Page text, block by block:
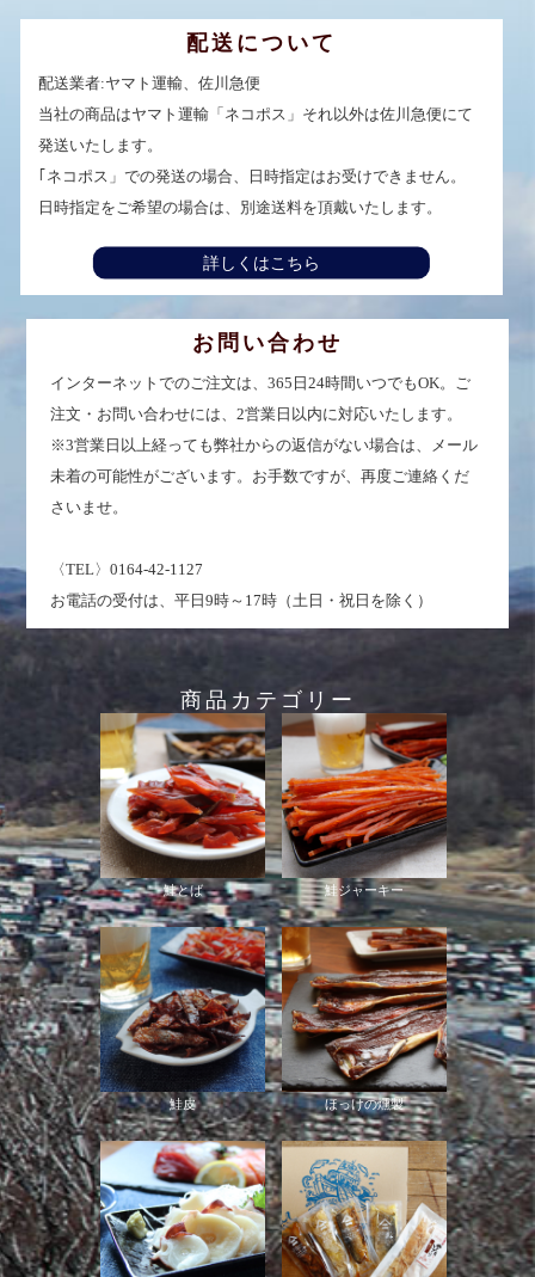
配送について
配送業者:ヤマト運輸、佐川急便
当社の商品はヤマト運輸「ネコポス」それ以外は佐川急便にて
発送いたします。
｢ネコポス」での発送の場合、日時指定はお受けできません。
日時指定をご希望の場合は、別途送料を頂戴いたします。
詳しくはこちら
お問い合わせ
インターネットでのご注文は、365日24時間いつでもOK。ご
注文・お問い合わせには、2営業日以内に対応いたします。
※3営業日以上経っても弊社からの返信がない場合は、メール
未着の可能性がございます。お手数ですが、再度ご連絡くだ
さいませ。
〈TEL〉0164-42-1127
お電話の受付は、平日9時～17時（土日・祝日を除く）
商品カテゴリー
鮭とば 鮭ジャーキー
鮭皮 ほっけの燻製